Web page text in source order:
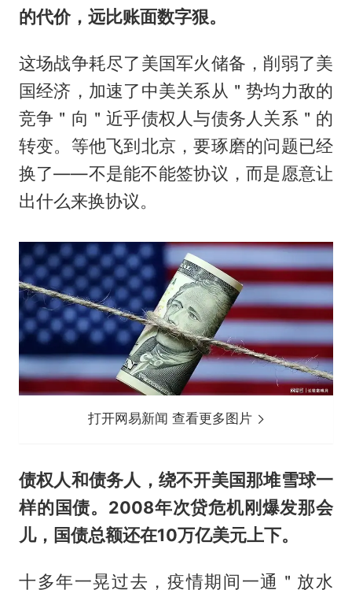
的代价，远比账面数字狠。
这场战争耗尽了美国军火储备，削弱了美
国经济，加速了中美关系从＂势均力敌的
竞争＂向＂近乎债权人与债务人关系＂的
转变。等他飞到北京，要琢磨的问题已经
换了——不是能不能签协议，而是愿意让
出什么来换协议。
打开网易新闻 查看更多图片
债权人和债务人，绕不开美国那堆雪球一
样的国债。2008年次贷危机刚爆发那会
儿，国债总额还在10万亿美元上下。
十多年一晃过去，疫情期间一通＂放水